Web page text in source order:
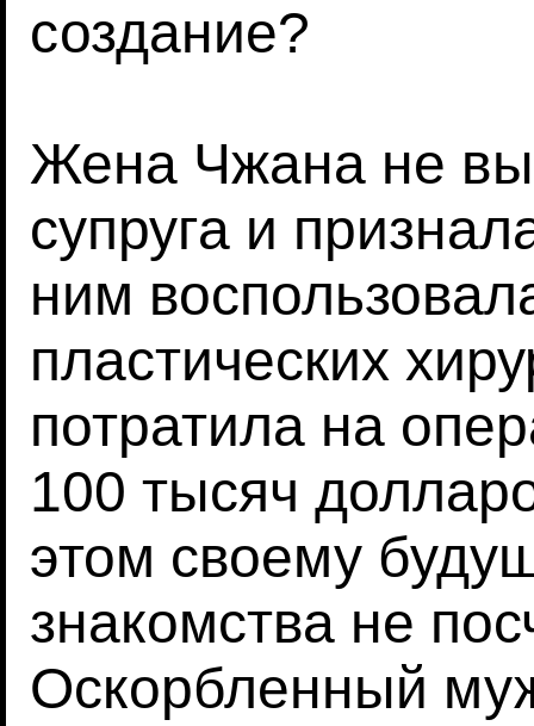
создание?
Жена Чжана не
супруга и
ним
пластических
потратила на
100 тысяч
этом своему
знакомства не
Оскорбленный